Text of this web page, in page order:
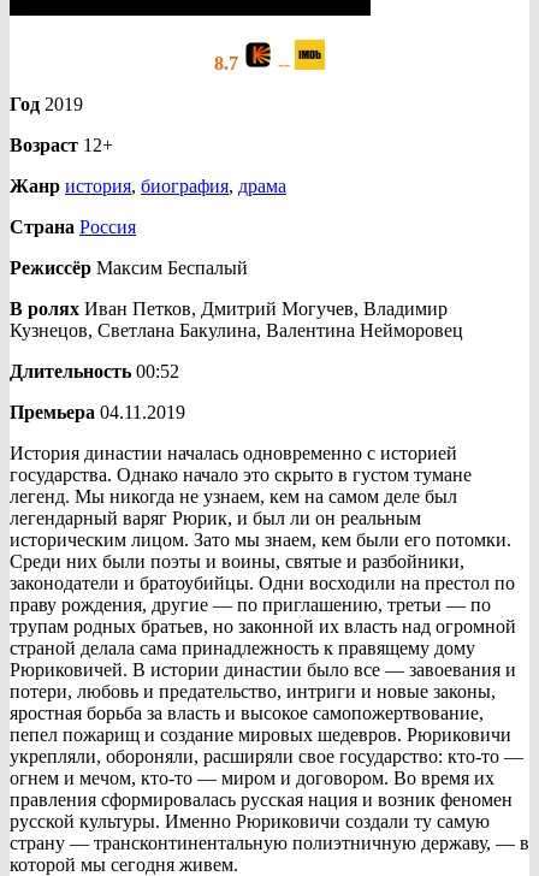
8.7
--
Год 2019
Возраст 12+
Жанр история, биография, драма
Страна Россия
Режиссёр Максим Беспалый
В ролях Иван Петков, Дмитрий Могучев, Владимир
Кузнецов, Светлана Бакулина, Валентина Нейморовец
Длительность 00:52
Премьера 04.11.2019
История династии началась одновременно с историей
государства. Однако начало это скрыто в густом тумане
легенд. Мы никогда не узнаем, кем на самом деле был
легендарный варяг Рюрик, и был ли он реальным
историческим лицом. Зато мы знаем, кем были его потомки.
Среди них были поэты и воины, святые и разбойники,
законодатели и братоубийцы. Одни восходили на престол по
праву рождения, другие — по приглашению, третьи — по
трупам родных братьев, но законной их власть над огромной
страной делала сама принадлежность к правящему дому
Рюриковичей. В истории династии было все — завоевания и
потери, любовь и предательство, интриги и новые законы,
яростная борьба за власть и высокое самопожертвование,
пепел пожарищ и создание мировых шедевров. Рюриковичи
укрепляли, обороняли, расширяли свое государство: кто-то —
огнем и мечом, кто-то — миром и договором. Во время их
правления сформировалась русская нация и возник феномен
русской культуры. Именно Рюриковичи создали ту самую
страну — трансконтинентальную полиэтничную державу, — в
которой мы сегодня живем.